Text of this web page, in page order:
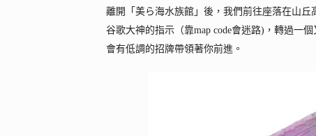
離開「美ら海水族館」後，我們前往座落在山丘
谷歌大神的指示（靠map code會迷路)，轉過一
會有低調的招牌帶領著你前進。